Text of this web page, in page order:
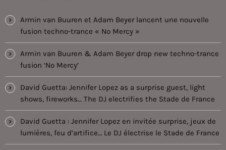
Armin van Buuren et Adam Beyer lancent une nouvelle
fusion techno-trance « No Mercy »
Armin van Buuren & Adam Beyer drop new techno-trance
fusion ‘No Mercy’
David Guetta: Jennifer Lopez as a surprise guest, light
shows, fireworks… The DJ electrifies the Stade de France
David Guetta : Jennifer Lopez en invitée surprise, jeux de
lumières, feu d’artifice… Le DJ électrise le Stade de France